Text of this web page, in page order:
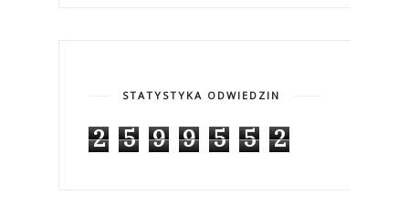
STATYSTYKA ODWIEDZIN
2 5 9 9 5 5 2